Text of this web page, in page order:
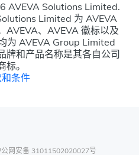
Solutions Limited.
Limited 为 AVEVA
AVEVA、AVEVA 徽标以及
为 AVEVA Group Limited
牌和产品名称是其各自公司
标。
条件
网安备 31011502020027号